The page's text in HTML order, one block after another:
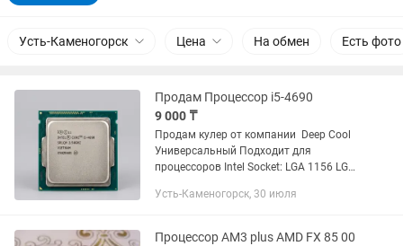
Усть-Каменогорск Цена На обмен Есть фото
Продам Процессор i5-4690
9 000 ₸
Продам кулер от компании Deep Cool
Универсальный Подходит для
процессоров Intel Socket: LGA 1156 LGA
Продам intol core i5-4690 Цена 9тыс тг
Усть-Каменогорск, 30 июля
Процессор AM3 plus AMD FX 85 00